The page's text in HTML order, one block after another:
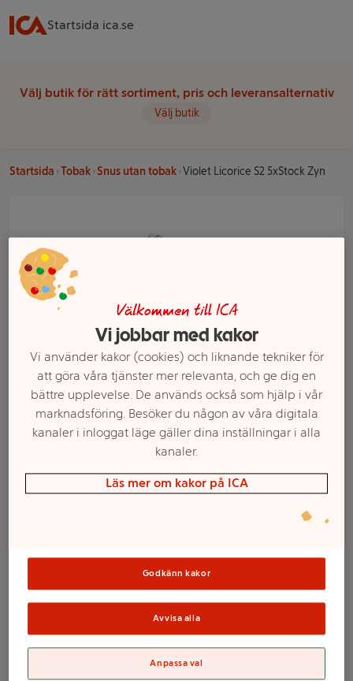
Startsida ica.se
Välj butik för rätt sortiment, pris och leveransalternativ
Välj butik
Startsida Tobak Snus utan tobak Violet Licorice S2 5xStock Zyn
Violet Licorice S2
Sortimentet kan variera mellan butikerna
Välkommen till ICA
Vi jobbar med kakor
Vi använder kakor (cookies) och liknande tekniker för
att göra våra tjänster mer relevanta, och ge dig en
bättre upplevelse. De används också som hjälp i vår
marknadsföring. Besöker du någon av våra digitala
kanaler i inloggat läge gäller dina inställningar i alla
kanaler.
Läs mer om kakor på ICA
Godkänn kakor
Avvisa alla
Anpassa val